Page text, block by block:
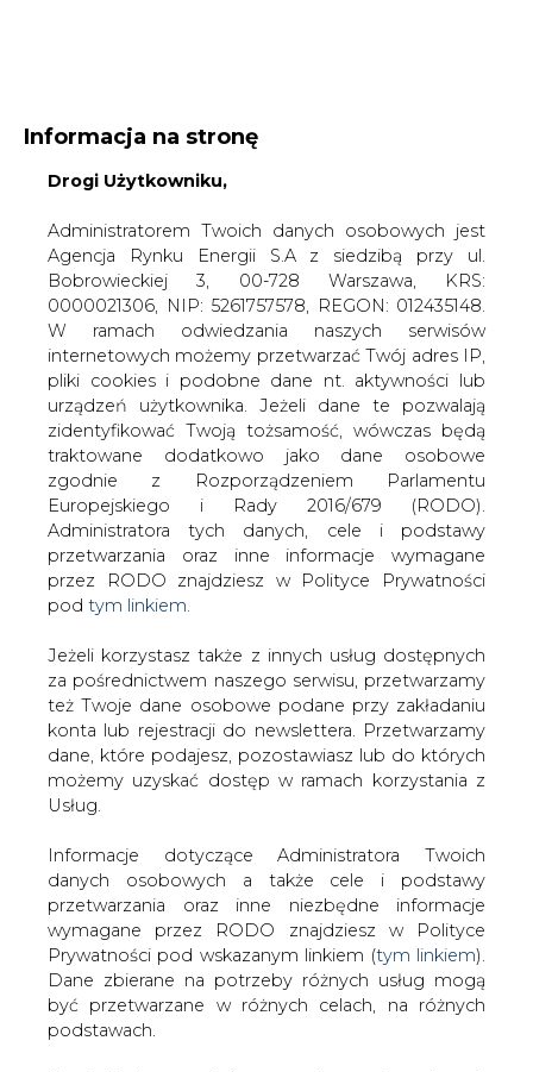
WŁĄCZ CIRE.TV
Administratorem Twoich danych osobowych jest
Bobrowieckiej 3, 00-728 Warszawa, KRS:
W ramach odwiedzania naszych serwisów
internetowych możemy przetwarzać Twój adres IP,
pliki cookies i podobne dane nt. aktywności lub
urządzeń użytkownika. Jeżeli dane te pozwalają
zidentyfikować Twoją tożsamość, wówczas będą
traktowane dodatkowo jako dane osobowe
zgodnie z Rozporządzeniem Parlamentu
Europejskiego i Rady 2016/679 (RODO).
Administratora tych danych, cele i podstawy
przetwarzania oraz inne informacje wymagane
przez RODO znajdziesz w Polityce Prywatności
podtym linkiem.
Jeżeli korzystasz także z innych usług dostępnych
za pośrednictwem naszego serwisu, przetwarzamy
też Twoje dane osobowe podane przy zakładaniu
dane, które podajesz, pozostawiasz lub do których
możemy uzyskać dostęp w ramach korzystania z
Usług.
Informacje dotyczące Administratora Twoich
danych osobowych a także cele i podstawy
przetwarzania oraz inne niezbędne informacje
Prywatności pod wskazanym linkiem (tym linkiem).
Dane zbierane na potrzeby różnych usług mogą
być przetwarzane w różnych celach, na różnych
podstawach.
Pamiętaj, że w związku z przetwarzaniem danych
osobowych przysługuje Ci szereg gwarancji i praw,
a przede wszystkim prawo do odwołania zgody
Strona główna / ATOM
Polscy naukowcy i ekolodzy
apelują do Niemców o nieodchodzenie od energetyki
jądrowej
2019-05-14 00:00
drukuj
skomentuj
udostępnij:
Polscy naukowcy i ekolodzy apelują